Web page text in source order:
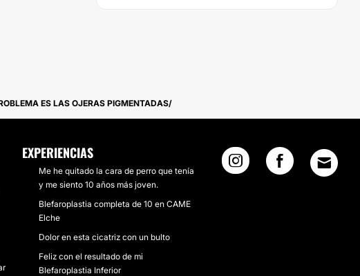
ES LAS OJERAS PIGMENTADAS
EXPERIENCIAS
Me he quitado la cara de perro que tenía
y me siento 10 años más joven.
Blefaroplastia completa de 10 en CAME
Elche
Dolor en esta cicatriz con un bulto
Feliz con el resultado de mi
Blefaroplastia Inferior